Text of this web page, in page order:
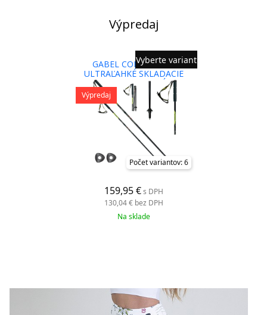
Výpredaj
GABEL COBRA 3S R -
ULTRAĽAHKÉ SKLADACIE
PALICE NA TRAILOVÝ BEH
Výpredaj
Počet variantov: 6
159,95 € s DPH
130,04 € bez DPH
Vyberte variant
Na sklade